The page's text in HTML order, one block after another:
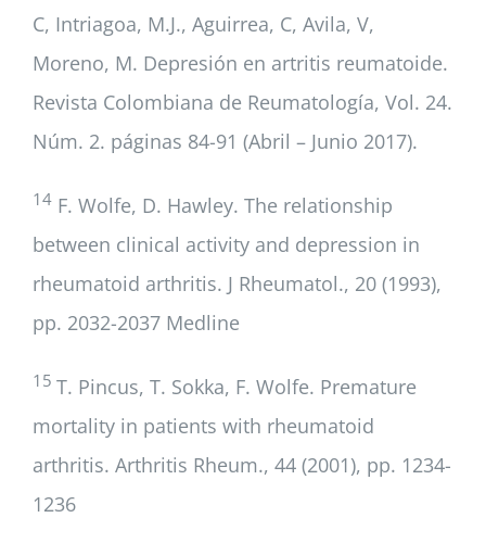
C, Intriagoa, M.J., Aguirrea, C, Avila, V,
Moreno, M. Depresión en artritis reumatoide.
Revista Colombiana de Reumatología, Vol. 24.
Núm. 2. páginas 84-91 (Abril – Junio 2017).
14 F. Wolfe, D. Hawley. The relationship
between clinical activity and depression in
rheumatoid arthritis. J Rheumatol., 20 (1993),
pp. 2032-2037 Medline
15 T. Pincus, T. Sokka, F. Wolfe. Premature
mortality in patients with rheumatoid
arthritis. Arthritis Rheum., 44 (2001), pp. 1234-
1236